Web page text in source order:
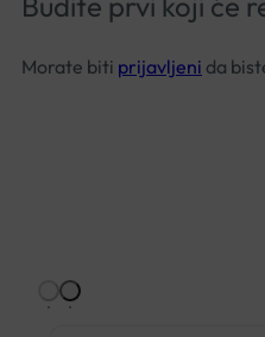
Morate biti prijavljeni da